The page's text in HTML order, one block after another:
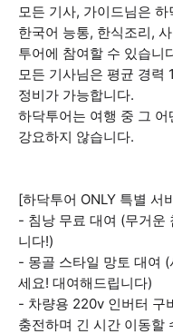
모든 기사, 가이드님은
한국어 능통, 한식조리,
투어에 참여할 수 있습니
모든 기사님은 평균 경력
정비가 가능합니다.
하닥투어는 여행 중 그
강요하지 않습니다.
[하닥투어 ONLY 특별 서
- 침낭 무료 대여 (무거운
니다!)
- 몽골 스타일 망토 대여
세요! 대여해드립니다)
- 차량용 220v 인버터 구
충전하며 긴 시간 이동할